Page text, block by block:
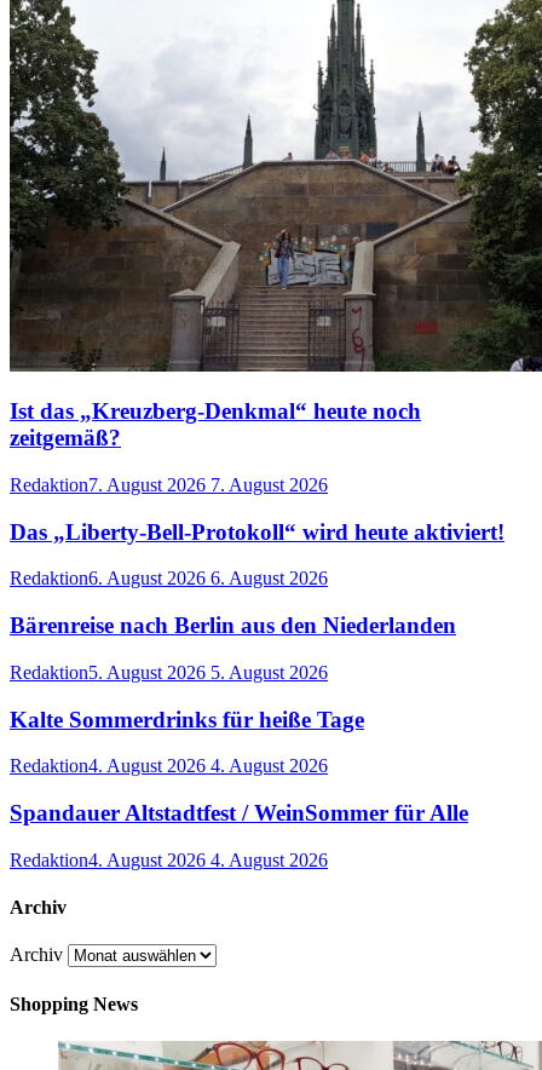
Ist das „Kreuzberg-Denkmal“ heute noch
zeitgemäß?
Redaktion7. August 2026 7. August 2026
Das „Liberty-Bell-Protokoll“ wird heute aktiviert!
Redaktion6. August 2026 6. August 2026
Bärenreise nach Berlin aus den Niederlanden
Redaktion5. August 2026 5. August 2026
Kalte Sommerdrinks für heiße Tage
Redaktion4. August 2026 4. August 2026
Spandauer Altstadtfest / WeinSommer für Alle
Redaktion4. August 2026 4. August 2026
Archiv
Archiv
Shopping News